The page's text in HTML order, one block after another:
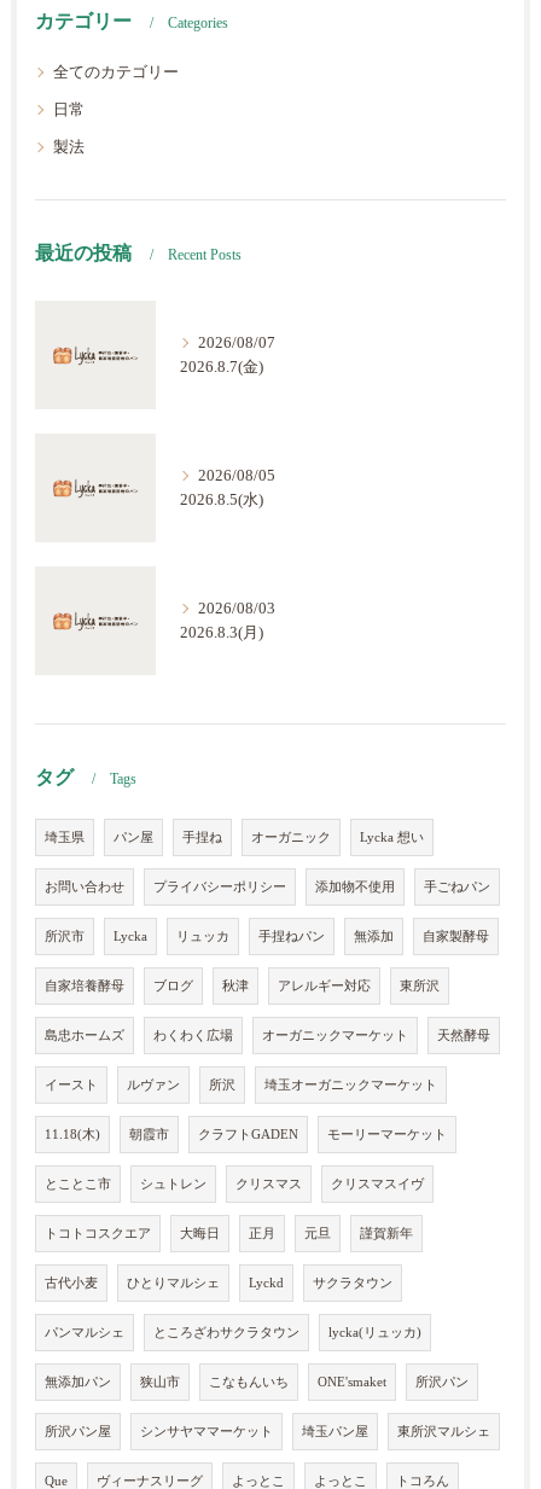
カテゴリー Categories
全てのカテゴリー
日常
製法
最近の投稿 Recent Posts
2026/08/07
2026.8.7(金)
2026/08/05
2026.8.5(水)
2026/08/03
2026.8.3(月)
タグ Tags
埼玉県 パン屋 手捏ね オーガニック Lycka 想い
お問い合わせ プライバシーポリシー 添加物不使用 手ごねパン
所沢市 Lycka リュッカ 手捏ねパン 無添加 自家製酵母
自家培養酵母 ブログ 秋津 アレルギー対応 東所沢
島忠ホームズ わくわく広場 オーガニックマーケット 天然酵母
イースト ルヴァン 所沢 埼玉オーガニックマーケット
11.18(木) 朝霞市 クラフトGADEN モーリーマーケット
とことこ市 シュトレン クリスマス クリスマスイヴ
トコトコスクエア 大晦日 正月 元旦 謹賀新年
古代小麦 ひとりマルシェ Lyckd サクラタウン
パンマルシェ ところざわサクラタウン lycka(リュッカ)
無添加パン 狭山市 こなもんいち ONE'smaket 所沢パン
所沢パン屋 シンサヤママーケット 埼玉パン屋 東所沢マルシェ
Que ヴィーナスリーグ よっとこ よっとこ トコろん